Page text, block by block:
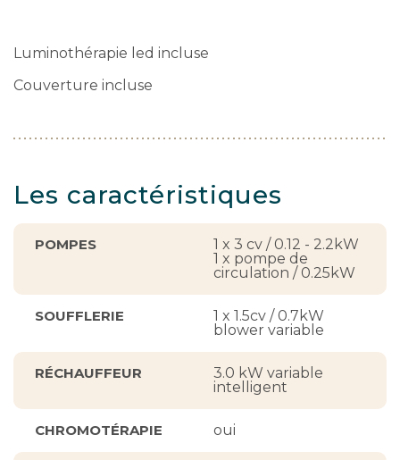
Luminothérapie led incluse
Couverture incluse
Les caractéristiques
POMPES
1 x 3 cv / 0.12 - 2.2kW
1 x pompe de
circulation / 0.25kW
SOUFFLERIE
1 x 1.5cv / 0.7kW
blower variable
RÉCHAUFFEUR
3.0 kW variable
intelligent
CHROMOTÉRAPIE oui